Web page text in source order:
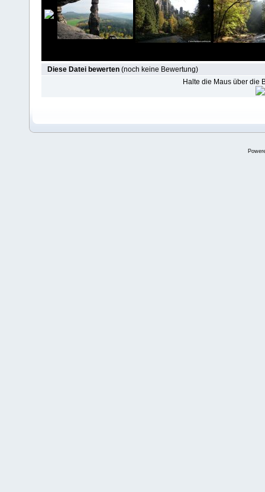
Diese Datei bewerten (noch keine Bewertung)
Halte die Maus über die